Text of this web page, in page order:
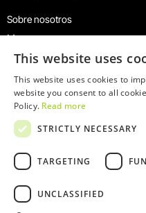
Sobre nosotros
Museos
Agenda
Noticias
Restaurantes
Tarjeta WOW
Grupos y eventos
Servicio educativo
This website uses
This website uses cookies to
website you consent to all
Policy. Read more
STRICTLY NECESSARY
TARGETING
UNCLASSIFIED